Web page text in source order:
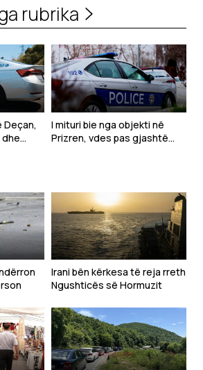
rubrika
Deçan,
I mituri bie nga objekti në
Prizren, vdes pas gjashtë
Irani bën kërkesa të reja rreth
Ngushticës së Hormuzit